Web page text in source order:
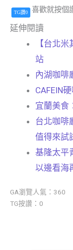
TG讚0 喜歡就按個
延伸閱讀
【台北
站
內湖咖啡
CAFEIN
宜蘭美食
台北咖啡
值得來試
基隆太平
以邊看海
GA瀏覽人氣：360
TG按讚：0